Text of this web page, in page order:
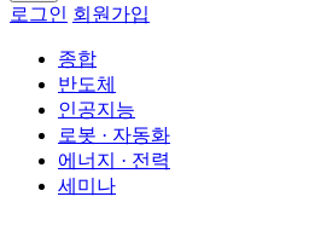
로그인 회원가입
종합
반도체
인공지능
로봇 · 자동화
에너지 · 전력
세미나